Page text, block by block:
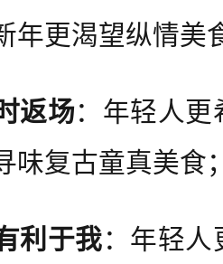
年更渴望纵情美
返场：年轻人
味复古童真美食
利于我：年轻